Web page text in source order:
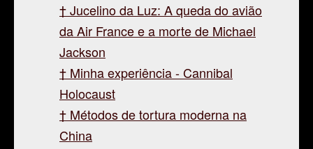
Jucelino da Luz: A queda do avião
da Air France e a morte de Michael
Jackson
Minha experiência - Cannibal
Holocaust
Métodos de tortura moderna na
China